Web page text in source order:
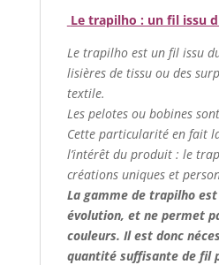
Le trapilho : un fil issu
Le trapilho est un fil issu
lisières de tissu ou des
textile.
Les pelotes ou bobines
Cette particularité en fait
l’intérêt du produit : le
créations uniques et
La gamme de trapilho
évolution, et ne permet
couleurs. Il est donc
quantité suffisante de fil